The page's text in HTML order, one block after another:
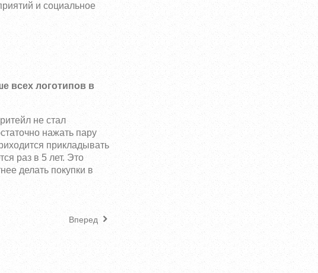
и социальное
всех логотипов в
не стал
нажать пару
прикладывать
раз в 5 лет. Это
делать покупки в
Вперед